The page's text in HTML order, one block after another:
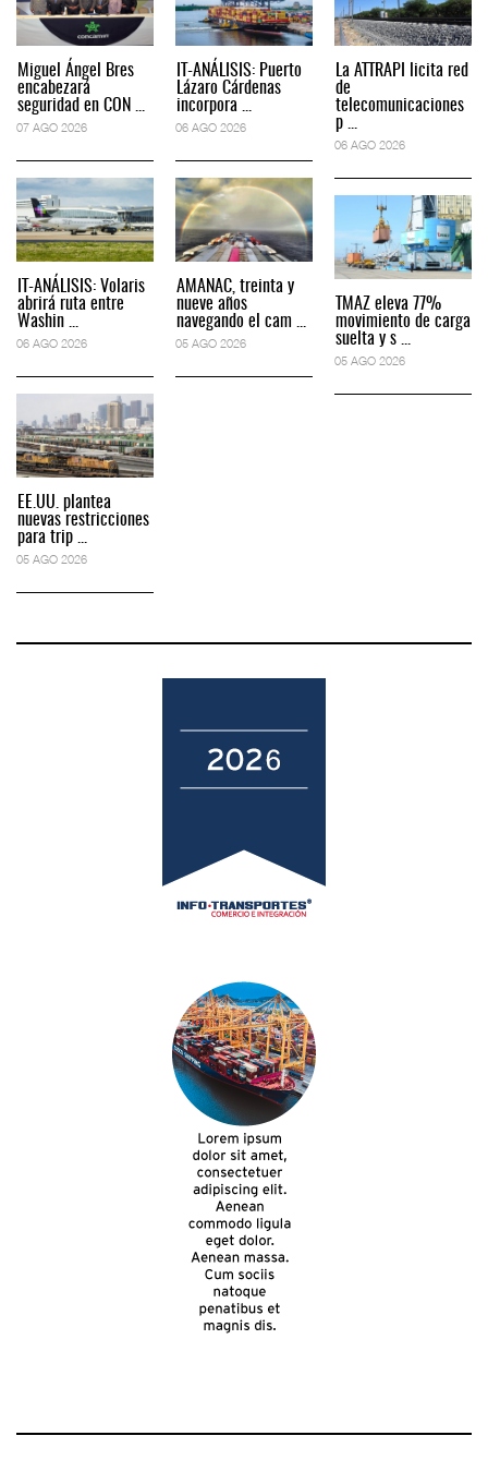
Miguel Ángel Bres
encabezará
seguridad en CON ...
07 AGO 2026
IT-ANÁLISIS: Volaris
abrirá ruta entre
Washin ...
06 AGO 2026
EE.UU. plantea
nuevas restricciones
para trip ...
05 AGO 2026
IT-ANÁLISIS: Puerto
Lázaro Cárdenas
incorpora ...
06 AGO 2026
AMANAC, treinta y
nueve años
navegando el cam ...
05 AGO 2026
La ATTRAPI licita red
de
telecomunicaciones
p ...
06 AGO 2026
TMAZ eleva 77%
movimiento de carga
suelta y s ...
05 AGO 2026